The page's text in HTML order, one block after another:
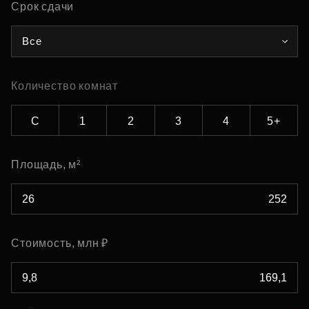
Срок сдачи
Все
Количество комнат
С 1 2 3 4 5+
Площадь, м²
Стоимость, млн ₽